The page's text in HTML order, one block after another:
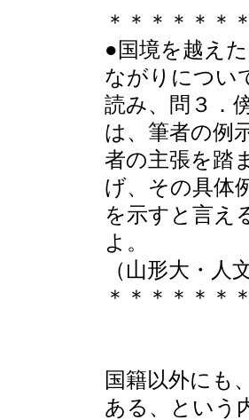
＊＊＊＊＊＊
●国境を越え
ながりについ
読み、問３．
は、筆者の例
者の主張を踏
げ、その具体
を示すと言え
よ。
（山形大・人
＊＊＊＊＊＊
国籍以外にも
ある、という